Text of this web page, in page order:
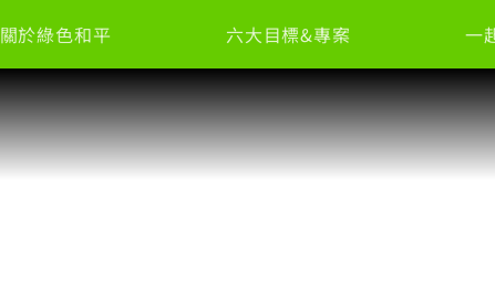
關於綠色和平 六大目標&專案 一